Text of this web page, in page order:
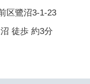
区鷺沼3-1-23
徒歩 約3分